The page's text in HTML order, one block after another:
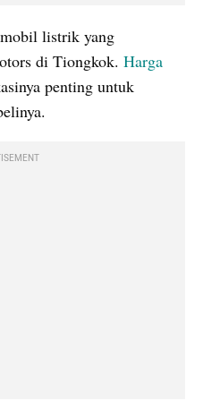
listrik yang
di Tiongkok. Harga
penting untuk